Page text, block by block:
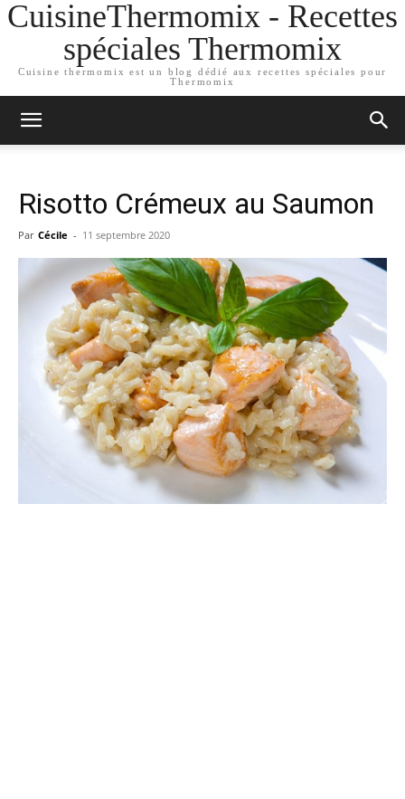
CuisineThermomix - Recettes
spéciales Thermomix
Cuisine thermomix est un blog dédié aux recettes spéciales pour
Thermomix
Risotto Crémeux au Saumon
Par Cécile - 11 septembre 2020